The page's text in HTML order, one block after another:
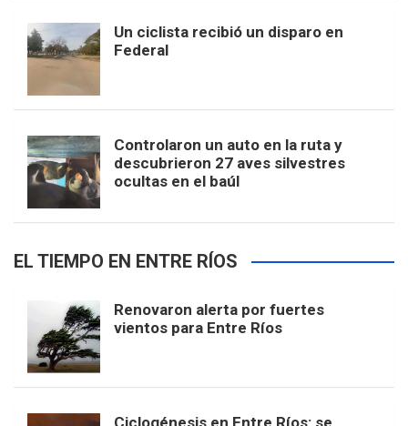
Un ciclista recibió un disparo en
Federal
Controlaron un auto en la ruta y
descubrieron 27 aves silvestres
ocultas en el baúl
EL TIEMPO EN ENTRE RÍOS
Renovaron alerta por fuertes
vientos para Entre Ríos